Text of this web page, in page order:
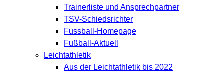
Trainerliste und Ansprechpartner
TSV-Schiedsrichter
Fussball-Homepage
Fußball-Aktuell
Leichtathletik
Aus der Leichtathletik bis 2022